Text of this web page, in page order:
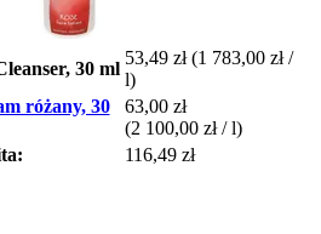
30 ml
53,49 zł (1 783,00 zł /
l)
różany, 30
63,00 zł
(2 100,00 zł / l)
116,49 zł